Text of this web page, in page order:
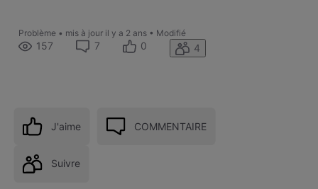
Problème • mis à jour il y a 2 ans• Modifié
157 7 0 4
J'aime COMMENTAIRE
Suivre